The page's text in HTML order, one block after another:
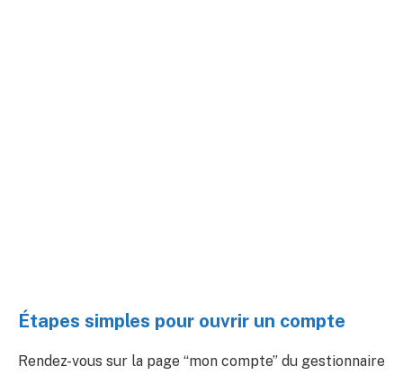
Étapes simples pour ouvrir un compte
Rendez-vous sur la page “mon compte” du gestionnaire